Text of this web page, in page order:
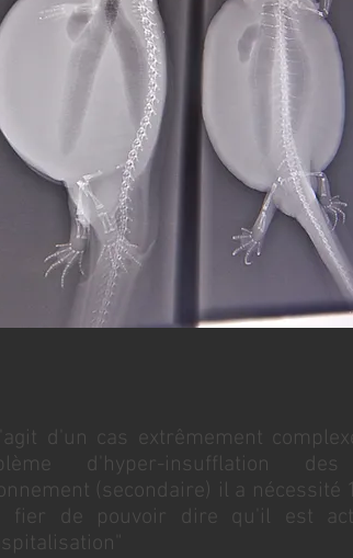
d'un cas extrêmement
d'hyper-insufflation
(secondaire) il a
fier de pouvoir dire qu'il est